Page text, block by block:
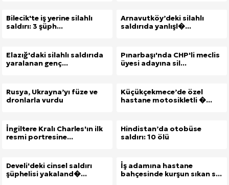
Bilecik'te iş yerine silahlı
saldırı: 3 şüph...
Arnavutköy’deki silahlı
saldırıda yanlışl�...
Elazığ'daki silahlı saldırıda
yaralanan genç...
Pınarbaşı'nda CHP'li meclis
üyesi adayına sil...
Rusya, Ukrayna’yı füze ve
dronlarla vurdu
Küçükçekmece’de özel
hastane motosikletli �...
İngiltere Kralı Charles'ın ilk
resmi portresine...
Hindistan’da otobüse
saldırı: 10 ölü
Develi'deki cinsel saldırı
şüphelisi yakaland�...
İş adamına hastane
bahçesinde kurşun sıkan s...